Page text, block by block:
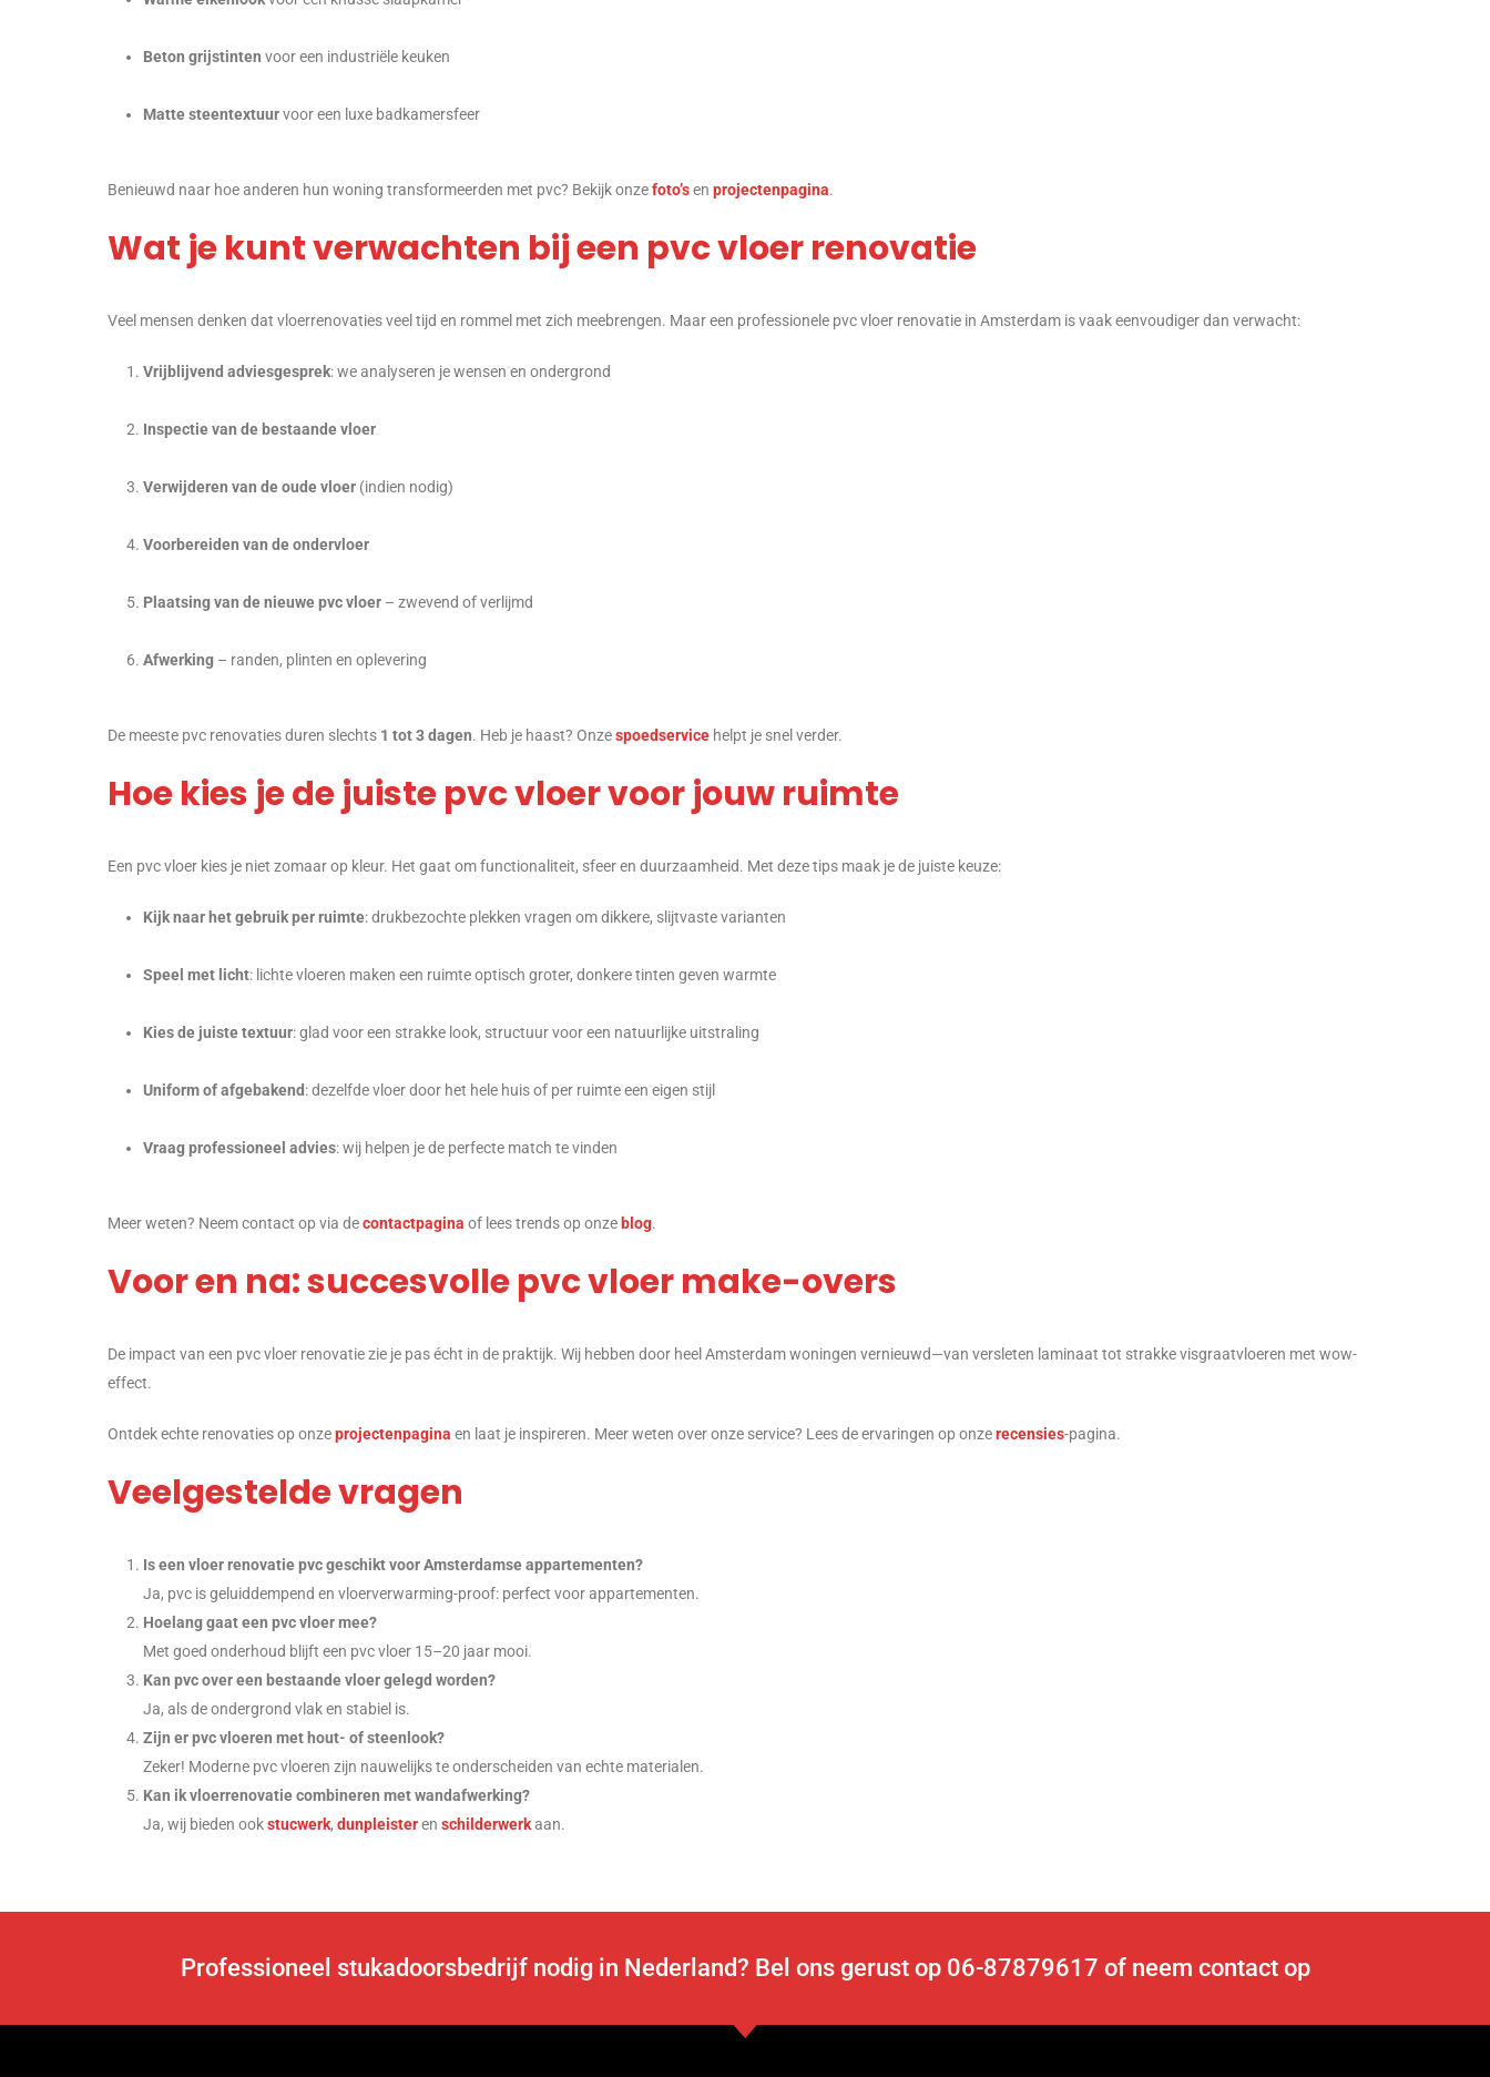
Beton grijstinten voor een industriële keuken
Matte steentextuurvoor een luxe badkamersfeer
Benieuwd naar hoe anderen hun woning transformeerden met pvc? Bekijk onzefoto’sen projectenpagina.
Wat je kunt verwachten bij een pvc vloer renovatie
Veel mensen denken dat vloerrenovaties veel tijd en rommel met zich meebrengen. Maar een professionele pvc vloer renovatie in Amsterdam is vaak eenvoudiger dan verwacht:
Vrijblijvend adviesgesprek: we analyseren je wensen en ondergrond
Inspectie van de bestaande vloer
Verwijderen van de oude vloer (indien nodig)
Voorbereiden van de ondervloer
Plaatsing van de nieuwe pvc vloer – zwevend of verlijmd
Afwerking – randen, plinten en oplevering
De meeste pvc renovaties duren slechts 1 tot 3 dagen. Heb je haast? Onzespoedservice helpt je snel verder.
Hoe kies je de juiste pvc vloer voor jouw ruimte
Een pvc vloer kies je niet zomaar op kleur. Het gaat om functionaliteit, sfeer en duurzaamheid. Met deze tips maak je de juiste keuze:
Kijk naar het gebruik per ruimte: drukbezochte plekken vragen om dikkere, slijtvaste varianten
Speel met licht: lichte vloeren maken een ruimte optisch groter, donkere tinten geven warmte
Kies de juiste textuur: glad voor een strakke look, structuur voor een natuurlijke uitstraling
Uniform of afgebakend : dezelfde vloer door het hele huis of per ruimte een eigen stijl
Vraag professioneel advies: wij helpen je de perfecte match te vinden
Meer weten? Neem contact op via decontactpagina of lees trends op onze blog.
Voor en na: succesvolle pvc vloer make-overs
De impact van een pvc vloer renovatie zie je pas écht in de praktijk. Wij hebben door heel Amsterdam woningen vernieuwd—van versleten laminaat tot strakke visgraatvloeren met wow-
effect.
Ontdek echte renovaties op onzeprojectenpagina en laat je inspireren. Meer weten over onze service? Lees de ervaringen op onzerecensies-pagina.
Veelgestelde vragen
Is een vloer renovatie pvc geschikt voor Amsterdamse appartementen?
Ja, pvc is geluiddempend en vloerverwarming-proof: perfect voor appartementen.
Hoelang gaat een pvc vloer mee?
Met goed onderhoud blijft een pvc vloer 15–20 jaar mooi.
Kan pvc over een bestaande vloer gelegd worden?
Ja, als de ondergrond vlak en stabiel is.
Zijn er pvc vloeren met hout- of steenlook?
Zeker! Moderne pvc vloeren zijn nauwelijks te onderscheiden van echte materialen.
Kan ik vloerrenovatie combineren met wandafwerking?
Ja, wij bieden ookstucwerk, dunpleisteren schilderwerkaan.
Professioneel stukadoorsbedrijf nodig in Nederland? Bel ons gerust op 06-87879617 of neem contact op